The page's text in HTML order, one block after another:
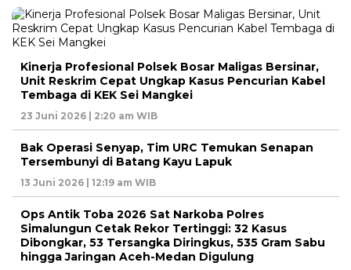
Kinerja Profesional Polsek Bosar Maligas Bersinar,
Unit Reskrim Cepat Ungkap Kasus Pencurian Kabel
Tembaga di KEK Sei Mangkei
23 Juni 2026 | 2:20 am WIB
Bak Operasi Senyap, Tim URC Temukan Senapan
Tersembunyi di Batang Kayu Lapuk
13 Juni 2026 | 12:19 am WIB
Ops Antik Toba 2026 Sat Narkoba Polres
Simalungun Cetak Rekor Tertinggi: 32 Kasus
Dibongkar, 53 Tersangka Diringkus, 535 Gram Sabu
hingga Jaringan Aceh-Medan Digulung